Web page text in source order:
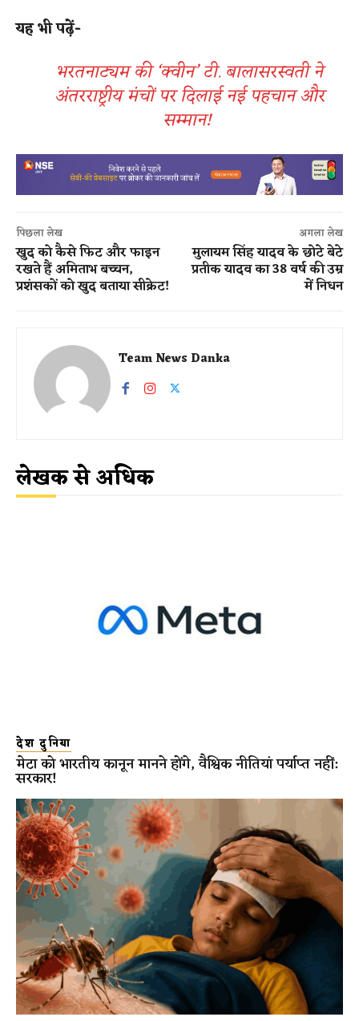
यह भी पढ़ें-
भरतनाट्यम की ‘क्वीन’ टी. बालासरस्वती ने
अंतरराष्ट्रीय मंचों पर दिलाई नई पहचान और
सम्मान!
पिछला लेख
खुद को कैसे फिट और फाइन
रखते हैं अमिताभ बच्चन,
प्रशंसकों को खुद बताया सीक्रेट!
अगला लेख
मुलायम सिंह यादव के छोटे बेटे
प्रतीक यादव का 38 वर्ष की उम्र
में निधन
Team News Danka
लेखक से अधिक
देश दुनिया
मेटा को भारतीय कानून मानने होंगे, वैश्विक नीतियां पर्याप्त नहीं:
सरकार!